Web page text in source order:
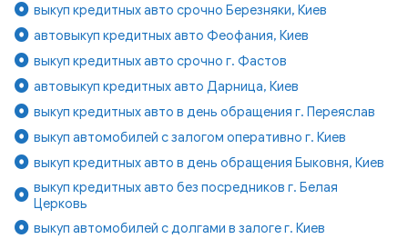
выкуп кредитных авто срочно Березняки, Киев
автовыкуп кредитных авто Феофания, Киев
выкуп кредитных авто срочно г. Фастов
автовыкуп кредитных авто Дарница, Киев
выкуп кредитных авто в день обращения г. Переяслав
выкуп автомобилей с залогом оперативно г. Киев
выкуп кредитных авто в день обращения Быковня, Киев
выкуп кредитных авто без посредников г. Белая
Церковь
выкуп автомобилей с долгами в залоге г. Киев